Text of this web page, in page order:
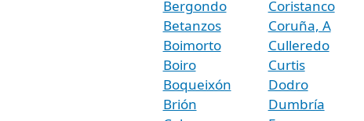
Bergondo
Betanzos
Boimorto
Boiro
Boqueixón
Brión
Coristanco
Coruña, A
Culleredo
Curtis
Dodro
Dumbría